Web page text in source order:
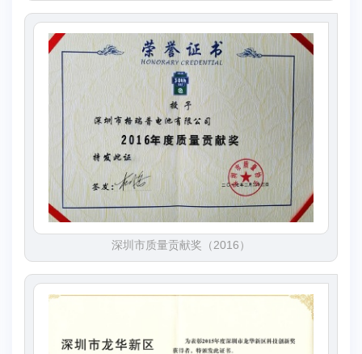
深圳市质量贡献奖（2016）